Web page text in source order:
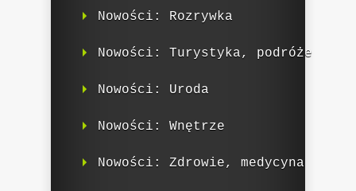
Nowości: Rozrywka
Nowości: Turystyka, podróże
Nowości: Uroda
Nowości: Wnętrze
Nowości: Zdrowie, medycyna